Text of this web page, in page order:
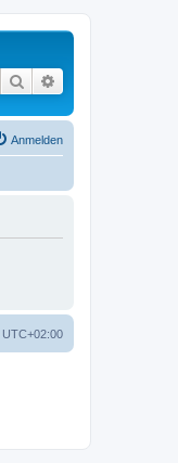
Suche
Anmelden
UTC+02:00